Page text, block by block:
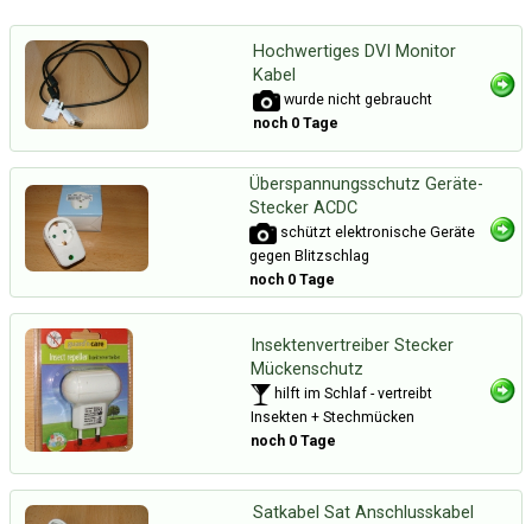
Hochwertiges DVI Monitor
Kabel
wurde nicht gebraucht
noch 0 Tage
Überspannungsschutz Geräte-
Stecker ACDC
schützt elektronische Geräte
gegen Blitzschlag
noch 0 Tage
Insektenvertreiber Stecker
Mückenschutz
hilft im Schlaf - vertreibt
Insekten + Stechmücken
noch 0 Tage
Satkabel Sat Anschlusskabel